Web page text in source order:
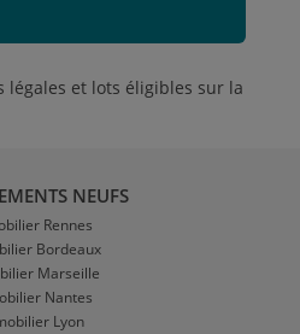
et lots éligibles sur la
NEUFS
Rennes
Bordeaux
Marseille
Nantes
Lyon